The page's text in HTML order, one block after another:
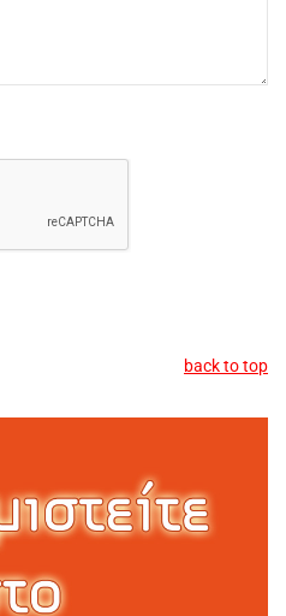
back to top